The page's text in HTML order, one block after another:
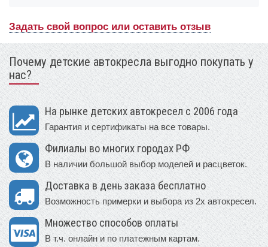
Задать свой вопрос или оставить отзыв
Почему детские автокресла выгодно покупать у
нас?
На рынке детских автокресел с 2006 года
Гарантия и сертификаты на все товары.
Филиалы во многих городах РФ
В наличии большой выбор моделей и расцветок.
Доставка в день заказа бесплатно
Возможность примерки и выбора из 2х автокресел.
Множество способов оплаты
В т.ч. онлайн и по платежным картам.